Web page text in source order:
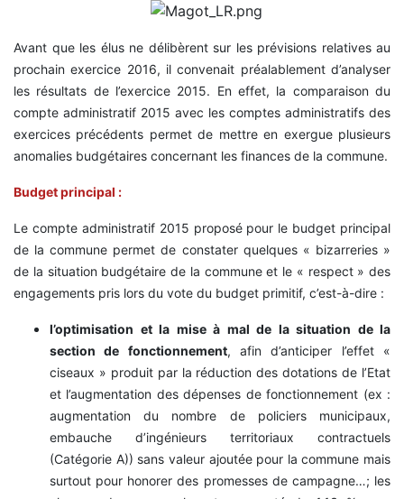
Avant que les élus ne délibèrent sur les prévisions relatives au
prochain exercice 2016, il convenait préalablement d’analyser
les résultats de l’exercice 2015. En effet, la comparaison du
compte administratif 2015 avec les comptes administratifs des
exercices précédents permet de mettre en exergue plusieurs
anomalies budgétaires concernant les finances de la commune.
Budget principal :
Le compte administratif 2015 proposé pour le budget principal
de la commune permet de constater quelques « bizarreries »
de la situation budgétaire de la commune et le « respect » des
engagements pris lors du vote du budget primitif, c’est-à-dire :
l’optimisation et la mise à mal de la situation de la
section de fonctionnement, afin d’anticiper l’effet «
ciseaux » produit par la réduction des dotations de l’Etat
et l’augmentation des dépenses de fonctionnement (ex :
augmentation du nombre de policiers municipaux,
embauche d’ingénieurs territoriaux contractuels
(Catégorie A)) sans valeur ajoutée pour la commune mais
surtout pour honorer des promesses de campagne…; les